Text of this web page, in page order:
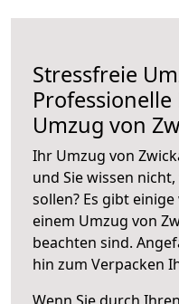
Stressfreie
Umzug von
Ihr Umzug von
und Sie wissen
sollen? Es gibt
einem Umzug von
beachten sind.
hin zum Verpacken